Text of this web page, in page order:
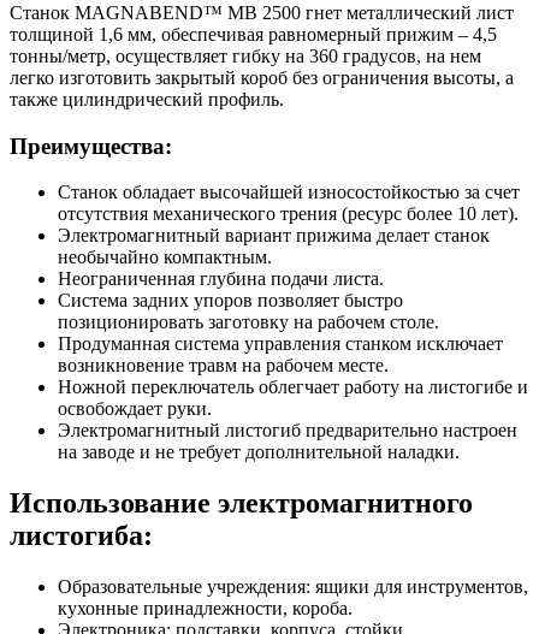
Станок MAGNABEND™ MB 2500 гнет металлический лист
толщиной 1,6 мм, обеспечивая равномерный прижим – 4,5
тонны/метр, осуществляет гибку на 360 градусов, на нем
легко изготовить закрытый короб без ограничения высоты, а
также цилиндрический профиль.
Преимущества:
Станок обладает высочайшей износостойкостью за счет
отсутствия механического трения (ресурс более 10 лет).
Электромагнитный вариант прижима делает станок
необычайно компактным.
Неограниченная глубина подачи листа.
Система задних упоров позволяет быстро
позиционировать заготовку на рабочем столе.
Продуманная система управления станком исключает
возникновение травм на рабочем месте.
Ножной переключатель облегчает работу на листогибе и
освобождает руки.
Электромагнитный листогиб предварительно настроен
на заводе и не требует дополнительной наладки.
Использование электромагнитного
листогиба:
Образовательные учреждения: ящики для инструментов,
кухонные принадлежности, короба.
Электроника: подставки, корпуса, стойки.